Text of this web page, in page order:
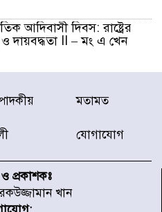
আদিবাসী দিবস: রাষ্ট্রের
ও দায়বদ্ধতা II – মং এ খেন
চুক্তি স্বাক্ষর করেছে
পাকিস্তান
চলাচল স্বাভাবিক
মতামত
যোগাযোগ
প্রকাশকঃ
খান